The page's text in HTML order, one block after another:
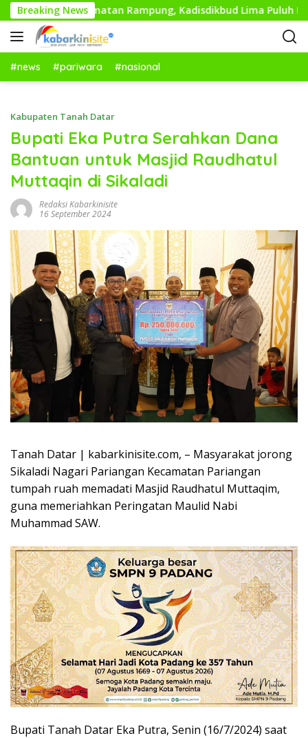
a
g
u
Breaking News
di 13 Kecamatan Rampung, Kadisdikbud Lima Puluh Kota
#news #pariwara #nasional
Kabupaten Tanah Datar
Bupati Eka Putra Serahkan Dana
Bantuan untuk Masjid Raudhatul
Muttaqin di Sikaladi
Redaksi Kabarkinisite
16 September 2024
Tanah Datar | kabarkinisite.com, – Masyarakat jorong
Sikaladi Nagari Pariangan Kecamatan Pariangan
tumpah ruah memadati Masjid Raudhatul Muttaqim,
guna memeriahkan Peringatan Maulid Nabi
Muhammad SAW.
Bupati Tanah Datar Eka Putra, Senin (16/7/2024) saat